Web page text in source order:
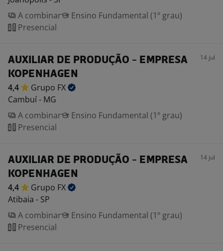
A combinar
Ensino Fundamental (1º grau)
Presencial
AUXILIAR DE PRODUÇÃO - EMPRESA
KOPENHAGEN
14 jul
4,4 Grupo FX
Cambuí - MG
A combinar
Ensino Fundamental (1º grau)
Presencial
AUXILIAR DE PRODUÇÃO - EMPRESA
KOPENHAGEN
14 jul
4,4 Grupo FX
Atibaia - SP
A combinar
Ensino Fundamental (1º grau)
Presencial